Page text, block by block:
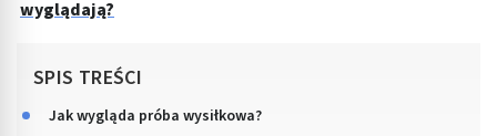
wyglądają?
SPIS TREŚCI
Jak wygląda próba wysiłkowa?